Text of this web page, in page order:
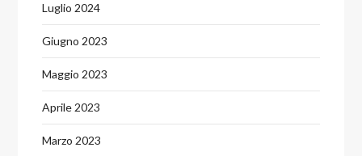
Luglio 2024
Giugno 2023
Maggio 2023
Aprile 2023
Marzo 2023